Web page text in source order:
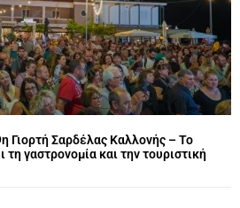
Γιορτή Σαρδέλας Καλλονής – Το
γαστρονομία και την τουριστική